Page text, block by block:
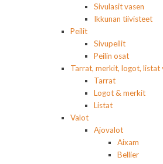
Sivulasit vasen
Ikkunan tiivisteet
Peilit
Sivupeilit
Peilin osat
Tarrat, merkit, logot, listat
Tarrat
Logot & merkit
Listat
Valot
Ajovalot
Aixam
Bellier